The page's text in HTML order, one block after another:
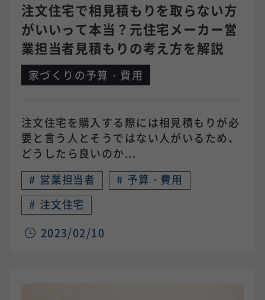
注文住宅で相見積もりを取らない方
がいいって本当？元住宅メーカー営
業担当者見積もりの考え方を解説
家づくりの予算・費用
注文住宅を購入する際には相見積もりが必
要と言う人とそうではない人がいるため、
どうしたら良いのか...
# 営業担当者 # 予算・費用
# 注文住宅
2023/02/10